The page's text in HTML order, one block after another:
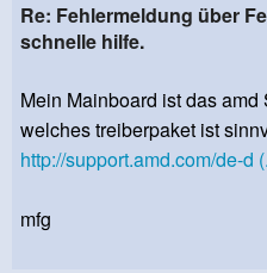
Re: Fehlermeldung über
schnelle hilfe.
Mein Mainboard ist das
welches treiberpaket ist
http://support.amd.com/de-d
mfg